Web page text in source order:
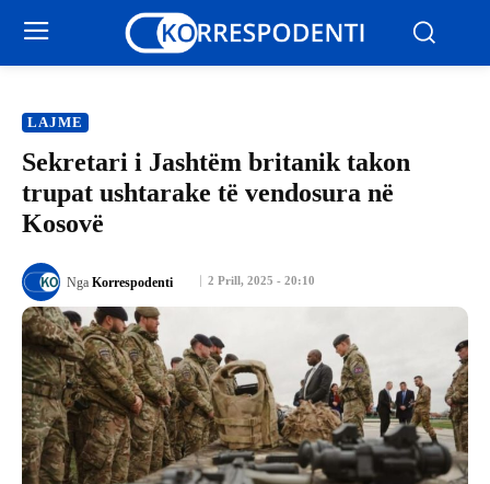
LAJME
Sekretari i Jashtëm britanik takon
trupat ushtarake të vendosura në
Kosovë
2 Prill, 2025 - 20:10
Nga Korrespodenti